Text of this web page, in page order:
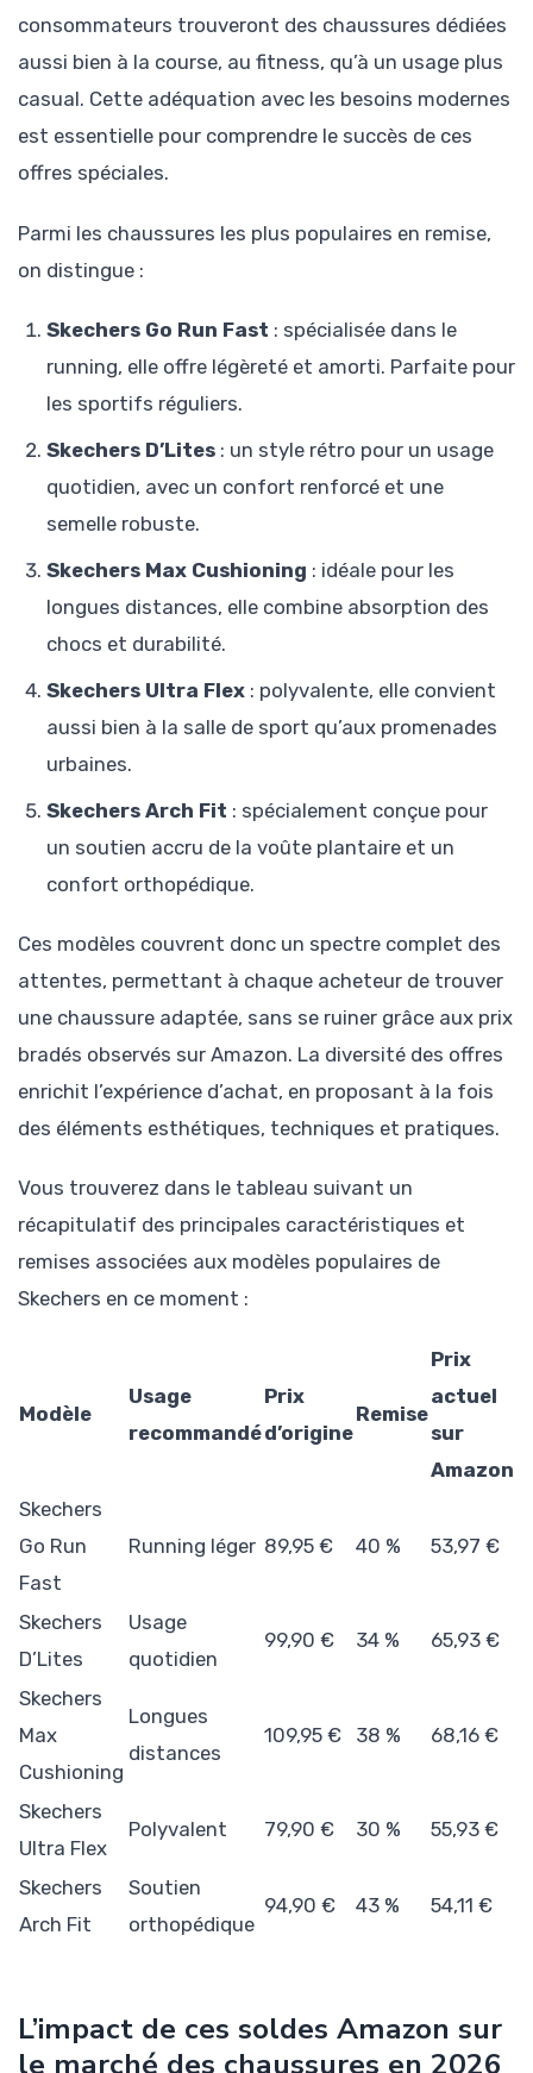
consommateurs trouveront des chaussures dédiées
aussi bien à la course, au fitness, qu’à un usage plus
casual. Cette adéquation avec les besoins modernes
est essentielle pour comprendre le succès de ces
offres spéciales.
Parmi les chaussures les plus populaires en remise,
on distingue :
Skechers Go Run Fast : spécialisée dans le
running, elle offre légèreté et amorti. Parfaite pour
les sportifs réguliers.
Skechers D’Lites : un style rétro pour un usage
quotidien, avec un confort renforcé et une
semelle robuste.
Skechers Max Cushioning : idéale pour les
longues distances, elle combine absorption des
chocs et durabilité.
Skechers Ultra Flex : polyvalente, elle convient
aussi bien à la salle de sport qu’aux promenades
urbaines.
Skechers Arch Fit : spécialement conçue pour
un soutien accru de la voûte plantaire et un
confort orthopédique.
Ces modèles couvrent donc un spectre complet des
attentes, permettant à chaque acheteur de trouver
une chaussure adaptée, sans se ruiner grâce aux prix
bradés observés sur Amazon. La diversité des offres
enrichit l’expérience d’achat, en proposant à la fois
des éléments esthétiques, techniques et pratiques.
Vous trouverez dans le tableau suivant un
récapitulatif des principales caractéristiques et
remises associées aux modèles populaires de
Skechers en ce moment :
Modèle
Usage
recommandé
Prix
d’origine
Remise
Prix
actuel
sur
Amazon
Skechers
Go Run
Fast
Running léger 89,95 € 40 % 53,97 €
Skechers
D’Lites
Usage
quotidien
99,90 € 34 % 65,93 €
Skechers
Max
Cushioning
Longues
distances
109,95 € 38 % 68,16 €
Skechers
Ultra Flex
Polyvalent 79,90 € 30 % 55,93 €
Skechers
Arch Fit
Soutien
orthopédique
94,90 € 43 % 54,11 €
L’impact de ces soldes Amazon sur